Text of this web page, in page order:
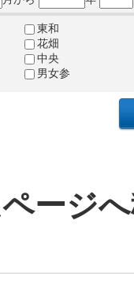
東和
花畑
中央
男女参
ージ